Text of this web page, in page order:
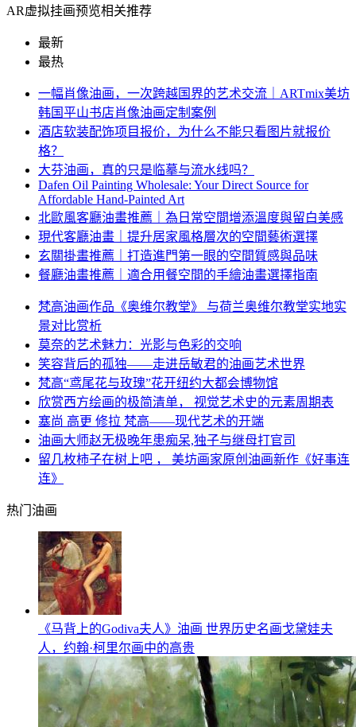
AR虚拟挂画预览相关推荐
最新
最热
一幅肖像油画，一次跨越国界的艺术交流｜ARTmix美坊
韩国平山书店肖像油画定制案例
酒店软装配饰项目报价，为什么不能只看图片就报价
格？
大芬油画，真的只是临摹与流水线吗？
Dafen Oil Painting Wholesale: Your Direct Source for
Affordable Hand-Painted Art
北歐風客廳油畫推薦｜為日常空間增添溫度與留白美感
現代客廳油畫｜提升居家風格層次的空間藝術選擇
玄關掛畫推薦｜打造進門第一眼的空間質感與品味
餐廳油畫推薦｜適合用餐空間的手繪油畫選擇指南
梵高油画作品《奥维尔教堂》 与荷兰奥维尔教堂实地实
景对比赏析
莫奈的艺术魅力：光影与色彩的交响
笑容背后的孤独——走进岳敏君的油画艺术世界
梵高“鸢尾花与玫瑰”花开纽约大都会博物馆
欣赏西方绘画的极简清单， 视觉艺术史的元素周期表
塞尚 高更 修拉 梵高——现代艺术的开端
油画大师赵无极晚年患痴呆,独子与继母打官司
留几枚柿子在树上吧 ， 美坊画家原创油画新作《好事连
连》
热门油画
《马背上的Godiva夫人》油画 世界历史名画戈黛娃夫
人，约翰·柯里尔画中的高贵